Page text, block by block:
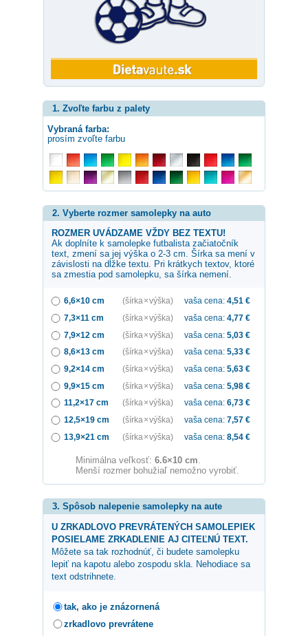
1. Zvoľte farbu z palety
Vybraná farba:
prosím zvoľte farbu
2. Vyberte rozmer samolepky na auto
ROZMER UVÁDZAME VŽDY BEZ TEXTU!
Ak doplníte k samolepke futbalista začiatočník
text, zmení sa jej výška o 2-3 cm. Šírka sa mení v
závislosti na dĺžke textu. Pri krátkych textov, ktoré
sa zmestia pod samolepku, sa šírka nemení.
6,6×10 cm (šírka × výška) vaša cena: 4,51 €
7,3×11 cm
(šírka × výška) vaša cena: 4,77 €
7,9×12 cm
(šírka × výška) vaša cena: 5,03 €
8,6×13 cm
(šírka × výška) vaša cena: 5,33 €
9,2×14 cm
(šírka × výška) vaša cena: 5,63 €
9,9×15 cm
(šírka × výška) vaša cena: 5,98 €
11,2×17 cm
(šírka × výška) vaša cena: 6,73 €
12,5×19 cm
(šírka × výška) vaša cena: 7,57 €
13,9×21 cm
(šírka × výška) vaša cena: 8,54 €
Minimálna veľkosť: 6.6×10 cm.
Menší rozmer bohužiaľ nemožno vyrobiť.
3. Spôsob nalepenie samolepky na aute
U ZRKADLOVO PREVRÁTENÝCH SAMOLEPIEK
POSIELAME ZRKADLENIE AJ CITEĽNÚ TEXT.
Môžete sa tak rozhodnúť, či budete samolepku
lepiť na kapotu alebo zospodu skla. Nehodiace sa
text odstrihnete.
tak, ako je znázornená
zrkadlovo prevrátene